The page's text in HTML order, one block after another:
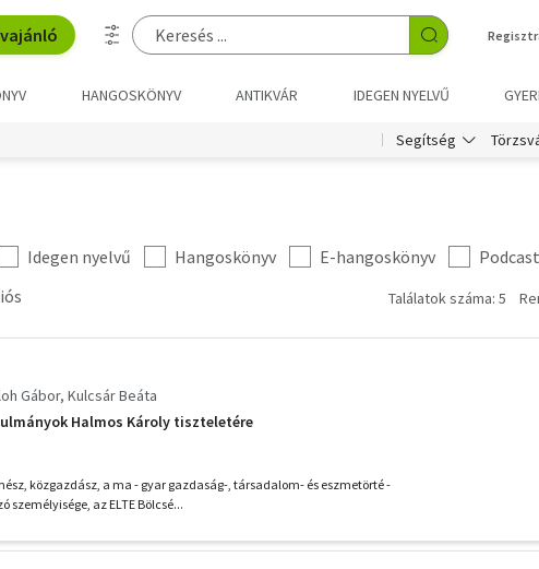
HANGOSKÖNYV ANTIKVÁR IDEGEN NYELVŰ
Segítség
Idegen nyelvű Hangoskönyv E-hangoskönyv Podcast
Találatok száma: 5
Gábor Kulcsár Beáta
Halmos Károly tiszteletére
közgazdász, a ma - gyar gazdaság-, társadalom- és eszmetörté -
személyisége, az ELTE Bölcsé...